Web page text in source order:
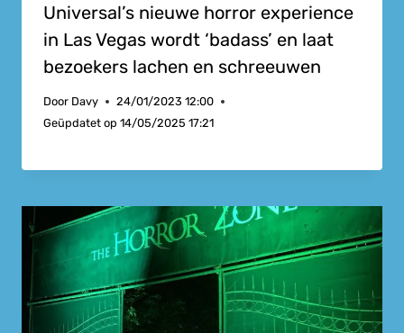
Universal’s nieuwe horror experience
in Las Vegas wordt ‘badass’ en laat
bezoekers lachen en schreeuwen
Door Davy
24/01/2023 12:00
Geüpdatet op 14/05/2025 17:21